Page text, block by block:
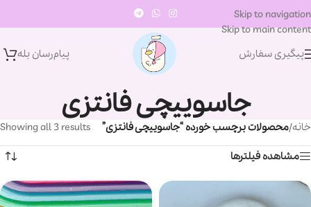
Skip to navigation
Skip to main content
پیگیری سفارش
پیام‌رسان‌ بله
جاسوییچی فانتزی
خانه/محصولات برچسب خورده “جاسوییچی فانتزی” Showing all 3 results
مشاهده فیلترها